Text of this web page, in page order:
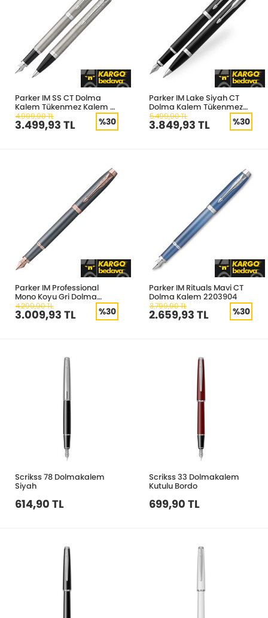
Parker IM SS CT Dolma
Kalem Tükenmez Kalem
Kılıflı Duo Set
4.999,90 TL
3.499,93 TL %30
Parker IM Lake Siyah CT
Dolma Kalem Tükenmez
Kalem Kılıflı Duo Set
5.499,90 TL
3.849,93 TL %30
Parker IM Professional
Mono Koyu Gri Dolma
Kalem M uç
4.299,90 TL
3.009,93 TL %30
Parker IM Rituals Mavi CT
Dolma Kalem 2203904
3.799,90 TL
2.659,93 TL %30
Scrikss 78 Dolmakalem
Siyah
614,90 TL
Scrikss 33 Dolmakalem
Kutulu Bordo
699,90 TL